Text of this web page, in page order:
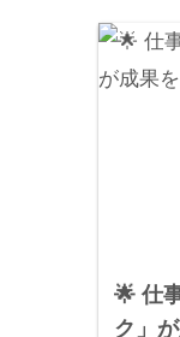
🌟 仕
ク」